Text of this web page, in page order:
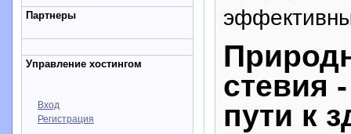
Партнеры
Управление хостингом
Вход
Регистрация
стевия
пути к